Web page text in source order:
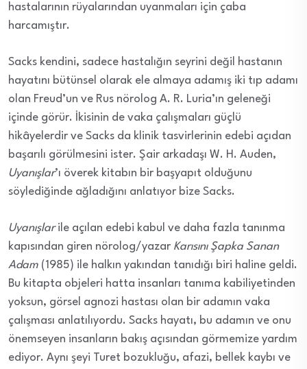
hastalarının rüyalarından uyanmaları için çaba
harcamıştır.
Sacks kendini, sadece hastalığın seyrini değil hastanın
hayatını bütünsel olarak ele almaya adamış iki tıp adamı
olan Freud’un ve Rus nörolog A. R. Luria’ın geleneği
içinde görür. İkisinin de vaka çalışmaları güçlü
hikâyelerdir ve Sacks da klinik tasvirlerinin edebi açıdan
başarılı görülmesini ister. Şair arkadaşı W. H. Auden,
Uyanışlar’ı överek kitabın bir başyapıt olduğunu
söylediğinde ağladığını anlatıyor bize Sacks.
Uyanışlarile açılan edebi kabul ve daha fazla tanınma
kapısından giren nörolog/yazar Karısını Şapka Sanan
Adam (1985) ile halkın yakından tanıdığı biri haline geldi.
Bu kitapta objeleri hatta insanları tanıma kabiliyetinden
yoksun, görsel agnozi hastası olan bir adamın vaka
çalışması anlatılıyordu. Sacks hayatı, bu adamın ve onu
önemseyen insanların bakış açısından görmemize yardım
ediyor. Aynı şeyi Turet bozukluğu, afazi, bellek kaybı ve